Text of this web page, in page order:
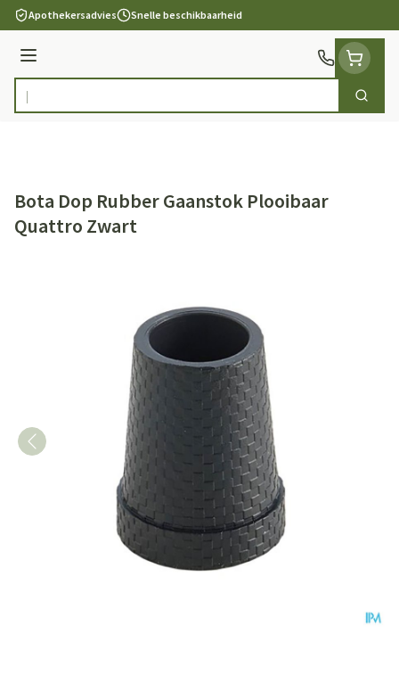
Ga naar de inhoud
Apothekersadvies Snelle beschikbaarheid
Menu
Product, merk, categorie... Zoek
Bota Dop Rubber Gaanstok Plooibaar
Quattro Zwart